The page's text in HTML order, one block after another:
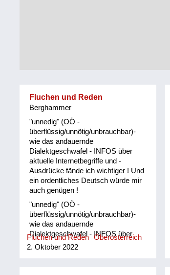
Fluchen und Reden
Berghammer
"unnedig" (OÖ -
überflüssig/unnötig/unbrauchbar)-
wie das andauernde
Dialektgeschwafel - INFOS über
aktuelle Internetbegriffe und -
Ausdrücke fände ich wichtiger ! Und
ein ordentliches Deutsch würde mir
auch genügen !
"unnedig" (OÖ -
überflüssig/unnötig/unbrauchbar)-
wie das andauernde
Dialektgeschwafel - INFOS über
aktuelle Internetbegriffe und -
Fluchen und Reden
Oberösterreich
2. Oktober 2022